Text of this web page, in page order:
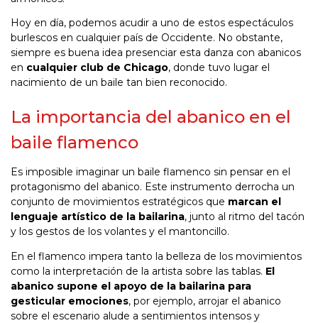
Hoy en día, podemos acudir a uno de estos espectáculos
burlescos en cualquier país de Occidente. No obstante,
siempre es buena idea presenciar esta danza con abanicos
en cualquier club de Chicago, donde tuvo lugar el
nacimiento de un baile tan bien reconocido.
La importancia del abanico en el
baile flamenco
Es imposible imaginar un baile flamenco sin pensar en el
protagonismo del abanico. Este instrumento derrocha un
conjunto de movimientos estratégicos que marcan el
lenguaje artístico de la bailarina, junto al ritmo del tacón
y los gestos de los volantes y el mantoncillo.
En el flamenco impera tanto la belleza de los movimientos
como la interpretación de la artista sobre las tablas. El
abanico supone el apoyo de la bailarina para
gesticular emociones, por ejemplo, arrojar el abanico
sobre el escenario alude a sentimientos intensos y